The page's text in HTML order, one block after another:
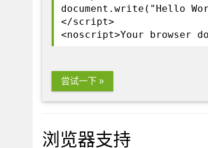
document.write("Hello
</script>
<noscript>Your browser
尝试一下 »
浏览器支持